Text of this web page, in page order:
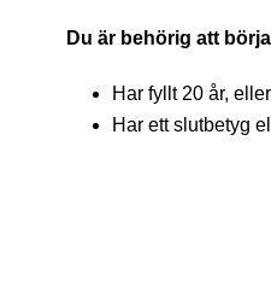
Du är behörig att
Har fyllt 20 år,
Har ett slutbetyg